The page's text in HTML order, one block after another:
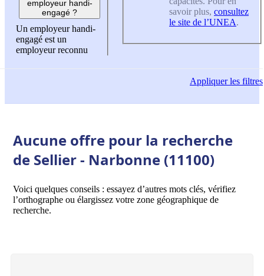
employeur handi-
engagé ?
Un employeur handi-
engagé est un
employeur reconnu
savoir plus, consultez
le site de l’UNEA.
Appliquerles filtres
Aucune offre pour la recherche
de Sellier - Narbonne (11100)
Voici quelques conseils : essayez d’autres mots clés, vérifiez
l’orthographe ou élargissez votre zone géographique de
recherche.